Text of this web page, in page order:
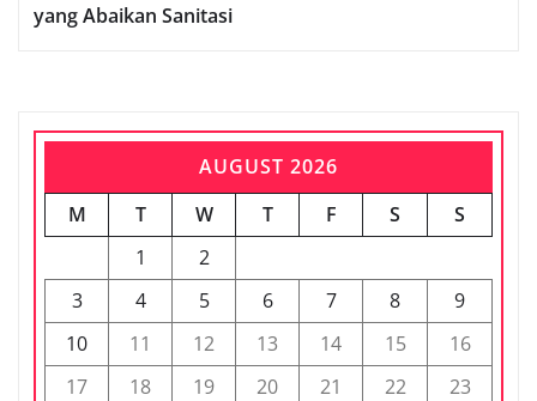
yang Abaikan Sanitasi
AUGUST 2026
M
T W T F S
S
1
2
3
4 5 6 7 8
9
10
11 12 13 14 15
16
17
18 19 20 21 22
23